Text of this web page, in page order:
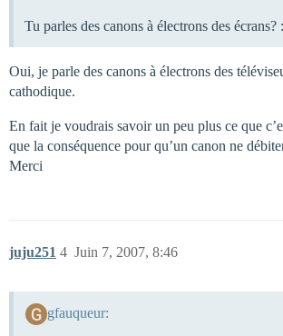
Tu parles des canons à électrons des écrans?
Oui, je parle des canons à électrons des
cathodique.
En fait je voudrais savoir un peu plus ce que
que la conséquence pour qu’un canon ne
Merci
juju251 Juin 7, 2007, 8:46
4
gfauqueur: